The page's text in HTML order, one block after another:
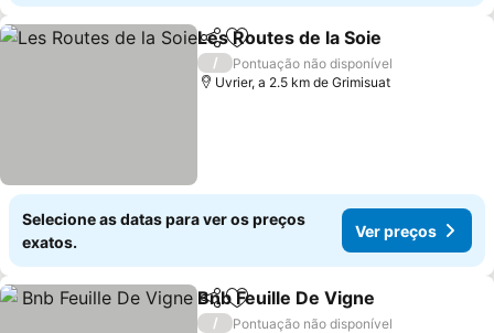
PartilharAdicionar aos favoritos
Les Routes de la Soie
/
Pontuação não disponível
Uvrier, a 2.5 km de Grimisuat
Selecione as datas para ver os preços
exatos.
Ver preços
PartilharAdicionar aos favoritos
Bnb Feuille De Vigne
/
Pontuação não disponível